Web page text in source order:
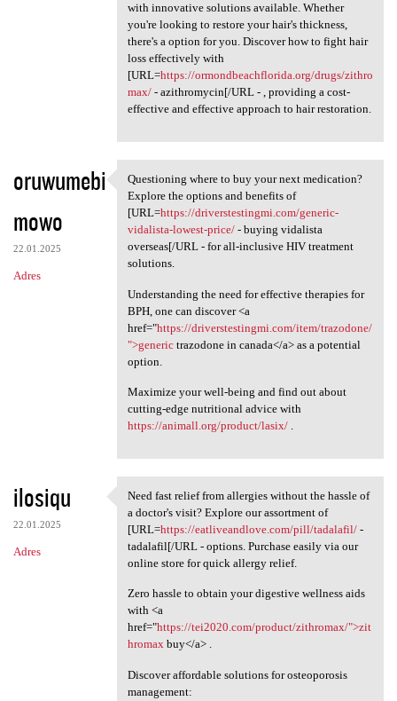
with innovative solutions available. Whether
you're looking to restore your hair's thickness,
there's a option for you. Discover how to fight hair
loss effectively with
[URL=https://ormondbeachflorida.org/drugs/zithro
max/- azithromycin[/URL - , providing a cost-
effective and effective approach to hair restoration.
oruwumebi
mowo
22.01.2025
Adres
Questioning where to buy your
Questioning where to buy your next medication?
Explore the options and benefits of
[URL=https://driverstestingmi.com/generic-
vidalista-lowest-price/- buying vidalista
overseas[/URL - for all-inclusive HIV treatment
solutions.
Understanding the need for effective therapies for
BPH, one can discover <a
href="https://driverstestingmi.com/item/trazodone/
">generictrazodone in canada</a> as a potential
option.
Maximize your well-being and find out about
cutting-edge nutritional advice with
https://animall.org/product/lasix/.
ilosiqu
22.01.2025
Adres
Need fast relief from
Need fast relief from allergies without the hassle of
a doctor's visit? Explore our assortment of
[URL=https://eatliveandlove.com/pill/tadalafil/-
tadalafil[/URL - options. Purchase easily via our
online store for quick allergy relief.
Zero hassle to obtain your digestive wellness aids
with <a
href="https://tei2020.com/product/zithromax/">zit
hromaxbuy</a> .
Discover affordable solutions for osteoporosis
management: